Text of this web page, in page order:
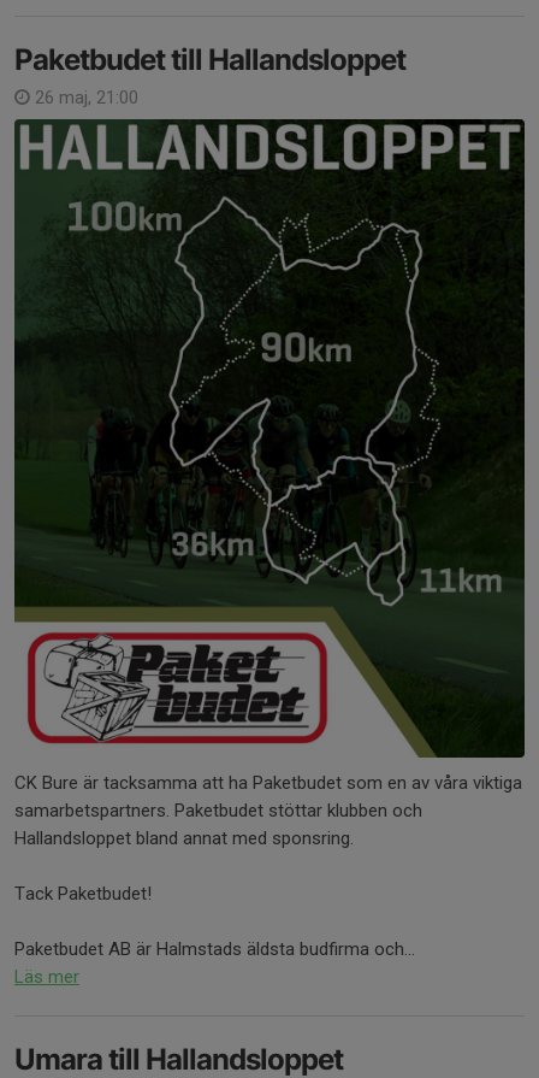
Paketbudet till Hallandsloppet
26 maj, 21:00
CK Bure är tacksamma att ha Paketbudet som en av våra viktiga
samarbetspartners. Paketbudet stöttar klubben och
Hallandsloppet bland annat med sponsring.
Tack Paketbudet!
Paketbudet AB är Halmstads äldsta budfirma och...
Läs mer
Umara till Hallandsloppet